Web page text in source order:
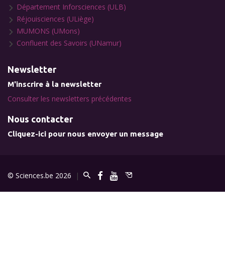
Département Inforsciences (ULB)
Réjouisciences (ULiège)
MUMONS (UMons)
Confluent des Savoirs (UNamur)
Newsletter
M'inscrire à la newsletter
Consulter les newsletters précédentes
Nous contacter
Cliquez-ici pour nous envoyer un message
© Sciences.be 2026 |